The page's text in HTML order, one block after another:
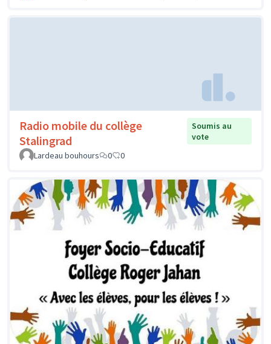
Radio mobile du collège
Stalingrad
Soumis au
vote
Lardeau bouhours
0 0